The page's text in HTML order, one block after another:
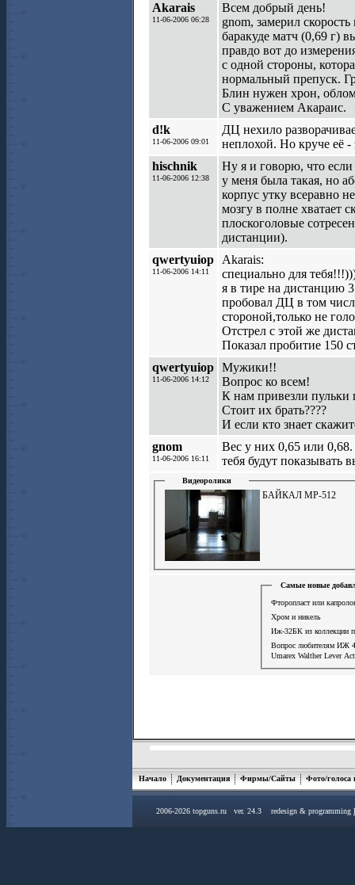
Akarais
11-06-2006 06:28
Всем добрый день!
gnom, замерил
баракуде матч (0,69 г)
правдо вот до
с одной стороны,
нормальный препуск.
Блин нужен хрон,
С уважением Акараис.
d!k
11-06-2006 09:01
ДЦ нехило
неплохой. Но круче её -
hischnik
11-06-2006 12:38
Ну я и говорю, что если
у меня была такая, но
корпус утку всеравно
мозгу в полне хватает
плоскоголовые
дистанции).
qwertyuiop
11-06-2006 14:11
Akarais:
специально для
я в тире на дистанцию
пробовал ДЦ в том
стороной,только не
Отстрел с этой же
Показал пробитие 150
qwertyuiop
11-06-2006 14:12
Мужики!!
Вопрос ко всем!
К нам привезли пульки
Стоит их брать????
И если кто знает
gnom
11-06-2006 16:11
Вес у них 0,65 или
тебя будут показывать
Видеоролики
БАЙКАЛ MP-512
Самые новые
Фторопласт или
Хром и никель
Иж-32БК из коллекции
Вопрос любителям ИЖ
Umarex Walther Lever
Начало Документация Фирмы/Сайты Фото/голоса
2006-2026 topguns.ru ver. 24.3 redesign & programming